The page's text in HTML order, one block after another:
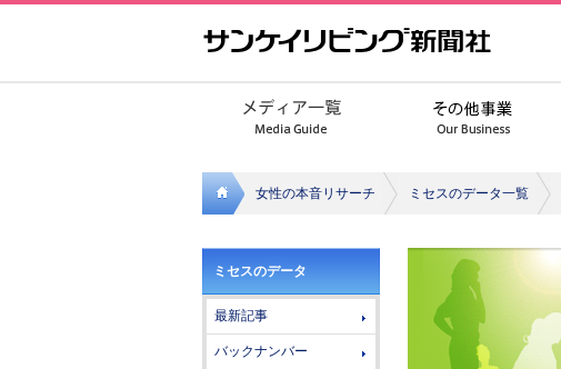
イリビ
ング新
女性の本音リサーチ ミセスのデータ一覧
ミセスのデータ
最新記事
バックナンバー